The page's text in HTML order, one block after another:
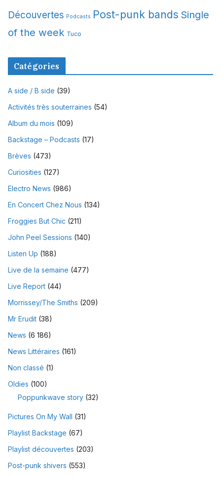
Découvertes Podcasts Post-punk bands Single
of the week Tuco
Catégories
A side / B side (39)
Activités très souterraines (54)
Album du mois (109)
Backstage – Podcasts (17)
Brèves (473)
Curiosities (127)
Electro News (986)
En Concert Chez Nous (134)
Froggies But Chic (211)
John Peel Sessions (140)
Listen Up (188)
Live de la semaine (477)
Live Report (44)
Morrissey/The Smiths (209)
Mr Erudit (38)
News (6 186)
News Littéraires (161)
Non classé (1)
Oldies (100)
Poppunkwave story (32)
Pictures On My Wall (31)
Playlist Backstage (67)
Playlist découvertes (203)
Post-punk shivers (553)